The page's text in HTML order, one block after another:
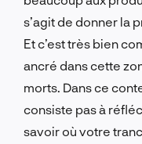
s’agit de donner la
Et c’est très bien
ancré dans cette
morts. Dans ce
consiste pas à
savoir où votre